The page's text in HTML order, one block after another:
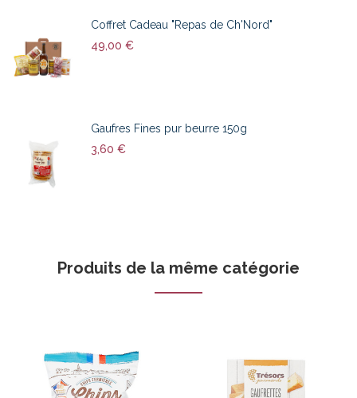
Coffret Cadeau "Repas de Ch'Nord"
49,00 €
Gaufres Fines pur beurre 150g
3,60 €
Produits de la même catégorie